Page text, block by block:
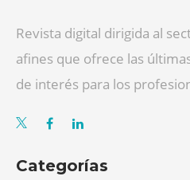
Revista digital dirigida al
afines que ofrece las
de interés para los
Categorías